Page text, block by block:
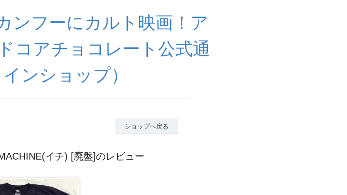
ンフーにカルト映画！ア
コアチョコレート公式通
ンショップ）
ショップへ戻る
イチ) [廃盤]のレビュー